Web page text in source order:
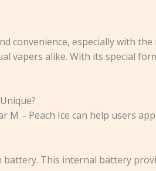
especially with
vapers alike. With its special
– Peach Ice can help users
This internal battery